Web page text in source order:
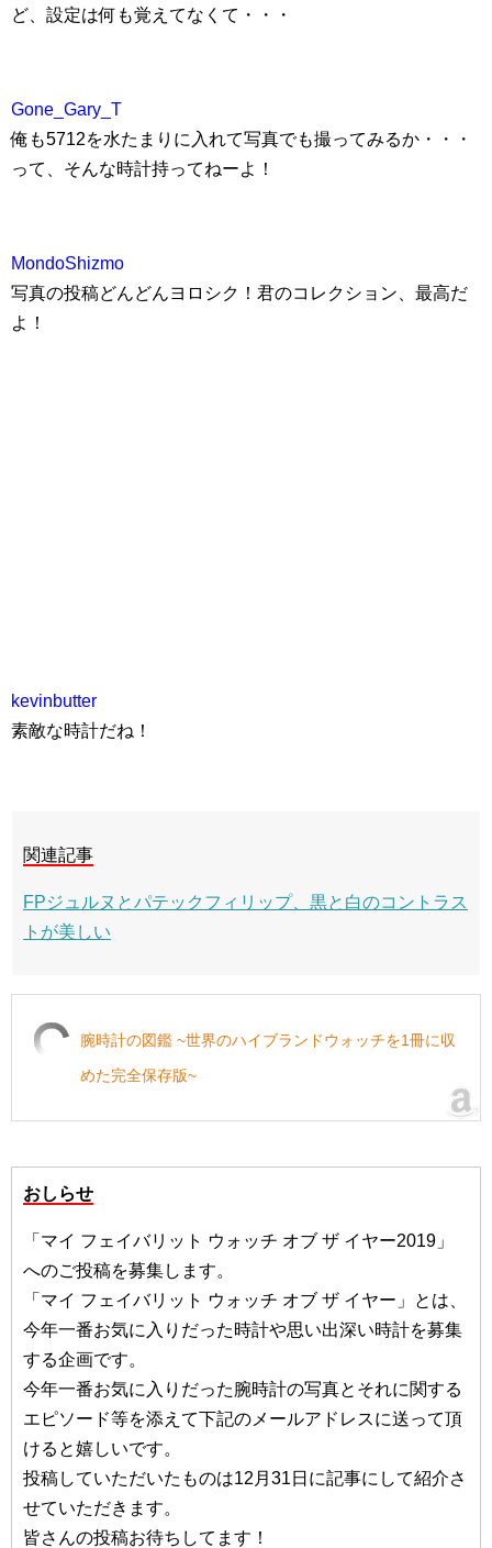
ど、設定は何も覚えてなくて・・・
Gone_Gary_T
俺も5712を水たまりに入れて写真でも撮ってみるか・・・
って、そんな時計持ってねーよ！
MondoShizmo
写真の投稿どんどんヨロシク！君のコレクション、最高だ
よ！
kevinbutter
素敵な時計だね！
関連記事
FPジュルヌとパテックフィリップ、黒と白のコントラス
トが美しい
腕時計の図鑑 ~世界のハイブランドウォッチを1冊に収
めた完全保存版~
おしらせ
「マイ フェイバリット ウォッチ オブ ザ イヤー2019」
へのご投稿を募集します。
「マイ フェイバリット ウォッチ オブ ザ イヤー」とは、
今年一番お気に入りだった時計や思い出深い時計を募集
する企画です。
今年一番お気に入りだった腕時計の写真とそれに関する
エピソード等を添えて下記のメールアドレスに送って頂
けると嬉しいです。
投稿していただいたものは12月31日に記事にして紹介さ
せていただきます。
皆さんの投稿お待ちしてます！